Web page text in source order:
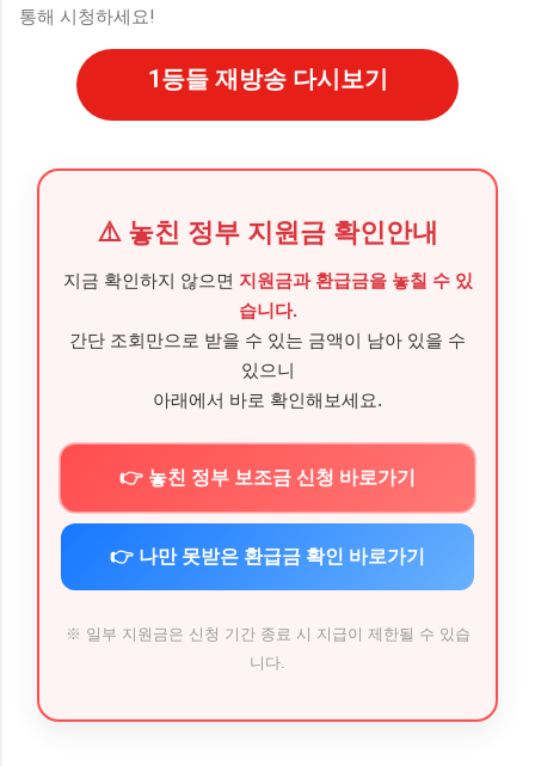
통해 시청하세요!
1등들 재방송 다시보기
⚠️ 놓친 정부 지원금 확인안내
지금 확인하지 않으면 지원금과 환급금을 놓칠 수 있
습니다.
간단 조회만으로 받을 수 있는 금액이 남아 있을 수
있으니
아래에서 바로 확인해보세요.
👉 놓친 정부 보조금 신청 바로가기
👉 나만 못받은 환급금 확인 바로가기
※ 일부 지원금은 신청 기간 종료 시 지급이 제한될 수 있습
니다.